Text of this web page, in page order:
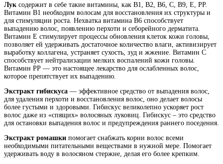
Лук содержит в себе такие витамины, как В1, В2, В6, С, В9, Е, РР.
Витамин В1 необходим волосам для восстановления их структуры и
для стимуляции роста. Нехватка витамина В6 способствует
выпадению волос, появлению перхоти и себорейного дерматита.
Витамин Е стимулирует процессы обновления клеток кожи головы,
позволяет ей удерживать достаточное количество влаги, активизирует
выработку коллагена, устраняет сухость, зуд и жжение. Витамин С
способствует нейтрализации мелких воспалений кожи головы.
Витамин РР — это настоящее лекарство для ослабленных волос,
которое препятствует их выпадению.
Экстракт гибискуса — эффективное средство от выпадения волос,
для удаления перхоти и восстановления волос, оно делает волосы
более густыми и здоровыми. Гибискус великолепно ускоряет рост
волос даже из «спящих» волосяных луковиц. Гибискус – это средство
для остановки выпадения волос и предупреждения раннего поседения.
Экстракт ромашки помогает снабжать корни волос всеми
необходимыми питательными веществами в нужной мере. Помогает
удерживать воду в волосяном стержне, делая его более крепким.